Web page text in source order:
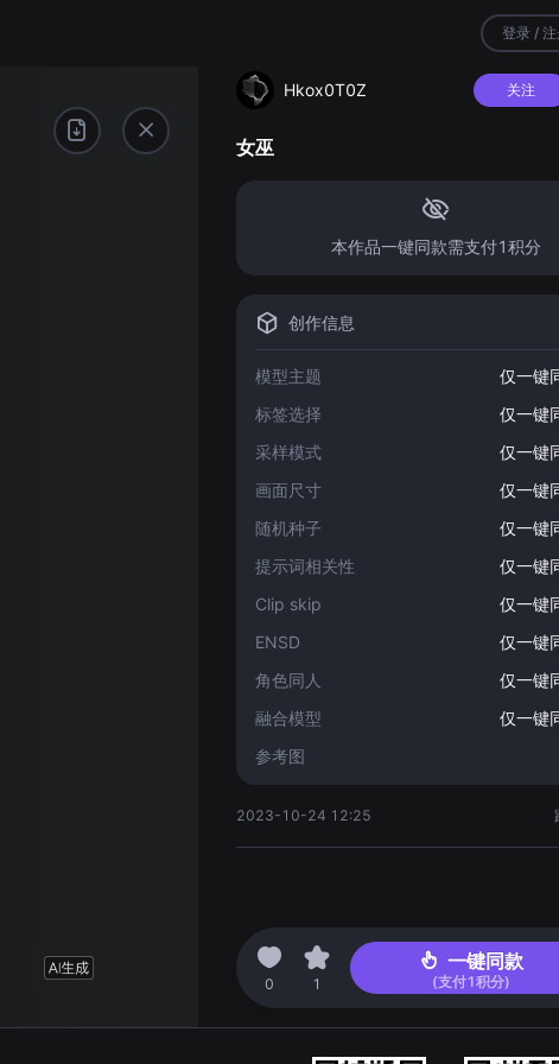
登录 /
Hkox0T0Z 关注
女巫
本作品一键同款需支付1积分
创作信息
模型主题
仅一键
标签选择
仅一键
采样模式
仅一键
画面尺寸
仅一键
随机种子
仅一键
提示词相关性
仅一键
Clip skip
仅一键
ENSD
仅一键
角色同人
仅一键
融合模型
仅一键
参考图
2023-10-24 12:25
0 1
一键同款
(支付1积分)